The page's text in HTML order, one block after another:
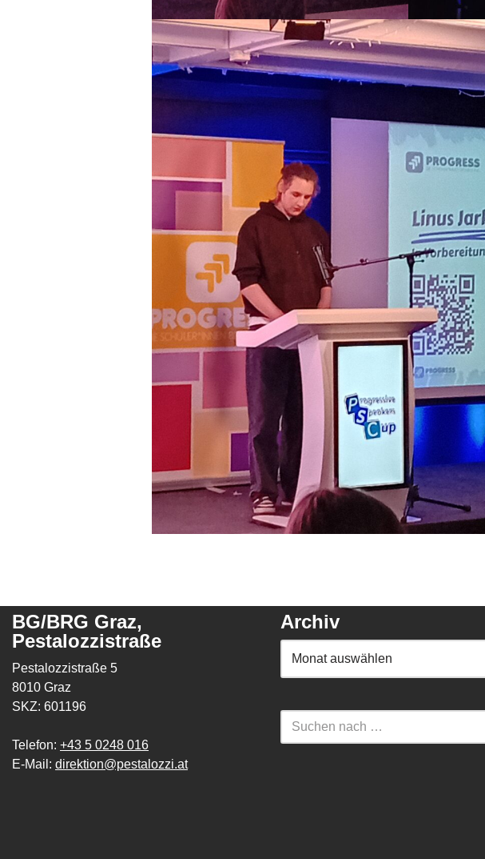
BG/BRG Graz,
Pestalozzistraße
Pestalozzistraße 5
8010 Graz
SKZ: 601196
Telefon: +43 5 0248 016
E-Mail: direktion@pestalozzi.at
Archiv